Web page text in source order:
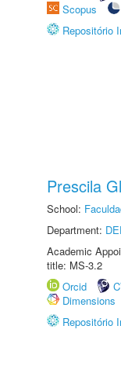
Scopus
Repositório
Prescila
School:
Department:
Academic
title: MS-3.2
Orcid
Dimensions
Repositório